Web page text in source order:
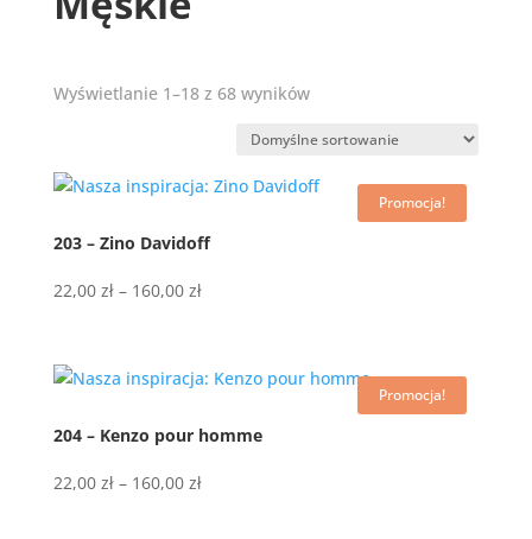
Wyświetlanie 1–18 z 68 wyników
Promocja!
203 – Zino Davidoff
22,00 zł – 160,00 złZakres
22,00 zł
160,00 zł
Promocja!
204 – Kenzo pour homme
22,00 zł – 160,00 złZakres